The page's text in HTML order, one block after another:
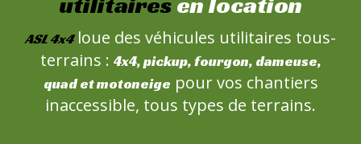
ASL 4x4 loue des véhicules utilitaires tous-
terrains : 4x4, pickup, fourgon, dameuse,
quad et motoneige pour vos chantiers
inaccessible, tous types de terrains.